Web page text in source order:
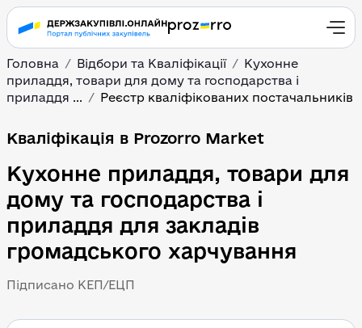
Головна Відбори та Кваліфікації
Кухонне
приладдя, товари для дому та господарства і
приладдя ...
Реєстр кваліфікованих постачальників
Кваліфікація в Prozorro Market
Кухонне приладдя, товари для
дому та господарства і
приладдя для закладів
громадського харчування
Підписано КЕП/ЕЦП